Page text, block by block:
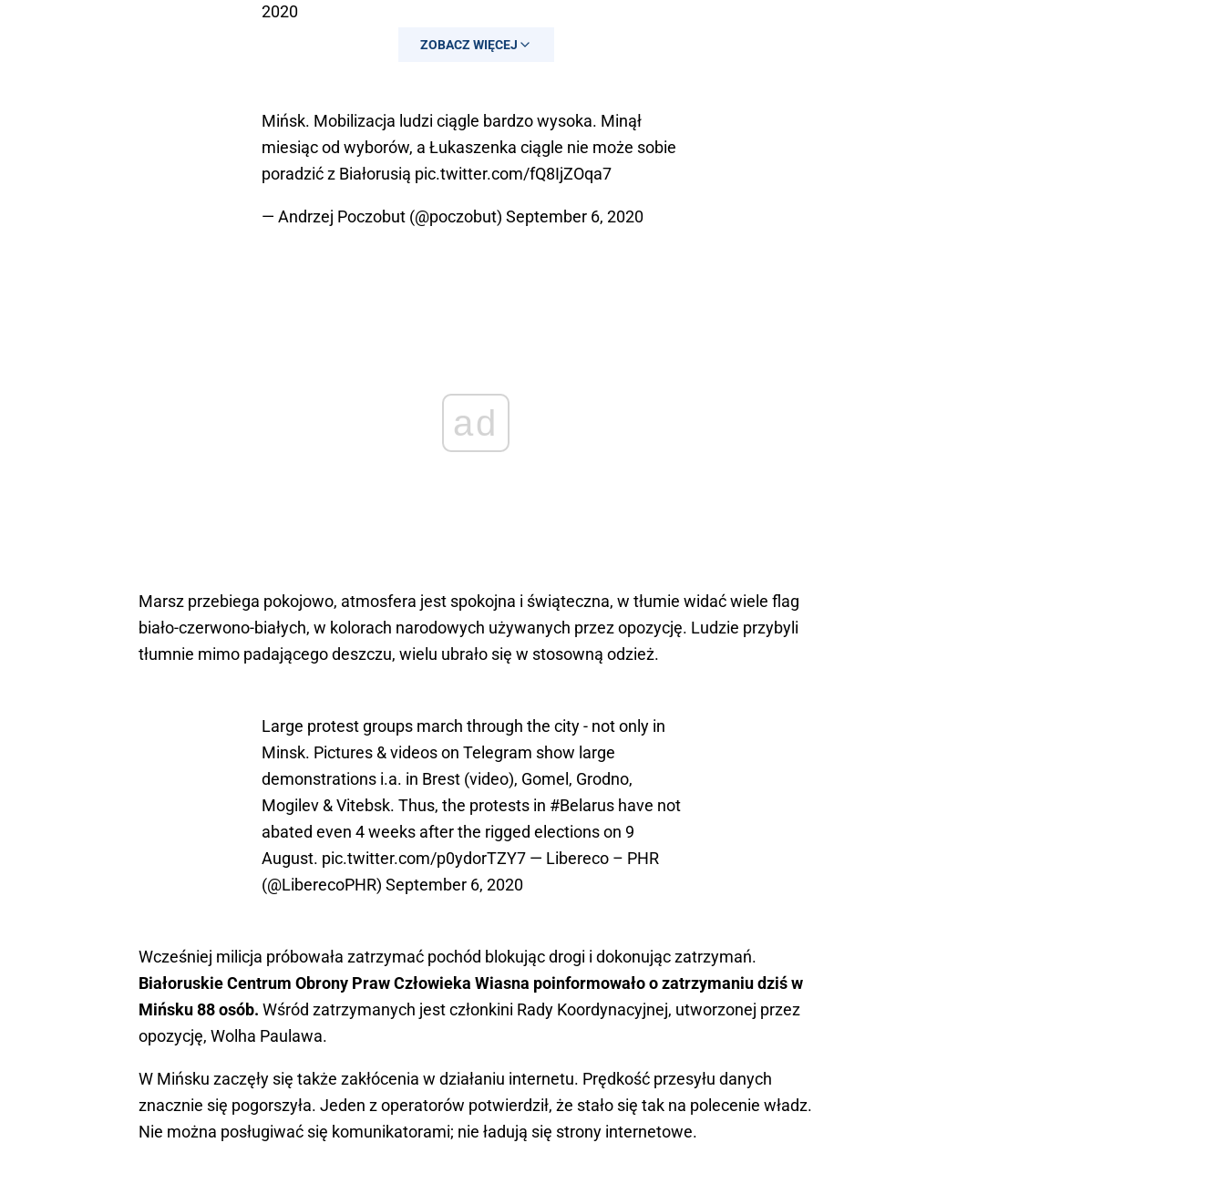
2020
ZOBACZ WIĘCEJ
Mińsk. Mobilizacja ludzi ciągle bardzo wysoka. Minął
miesiąc od wyborów, a Łukaszenka ciągle nie może sobie
poradzić z Białorusią pic.twitter.com/fQ8IjZOqa7
— Andrzej Poczobut (@poczobut) September 6, 2020
ad
Marsz przebiega pokojowo, atmosfera jest spokojna i świąteczna, w tłumie widać wiele flag
biało-czerwono-białych, w kolorach narodowych używanych przez opozycję. Ludzie przybyli
tłumnie mimo padającego deszczu, wielu ubrało się w stosowną odzież.
Large protest groups march through the city - not only in
Minsk. Pictures & videos on Telegram show large
demonstrations i.a. in Brest (video), Gomel, Grodno,
Mogilev & Vitebsk. Thus, the protests in #Belarus have not
abated even 4 weeks after the rigged elections on 9
August. pic.twitter.com/p0ydorTZY7 — Libereco – PHR
(@LiberecoPHR) September 6, 2020
Wcześniej milicja próbowała zatrzymać pochód blokując drogi i dokonując zatrzymań.
Białoruskie Centrum Obrony Praw Człowieka Wiasna poinformowało o zatrzymaniu dziś w
Mińsku 88 osób. Wśród zatrzymanych jest członkini Rady Koordynacyjnej, utworzonej przez
opozycję, Wolha Paulawa.
W Mińsku zaczęły się także zakłócenia w działaniu internetu. Prędkość przesyłu danych
znacznie się pogorszyła. Jeden z operatorów potwierdził, że stało się tak na polecenie władz.
Nie można posługiwać się komunikatorami; nie ładują się strony internetowe.